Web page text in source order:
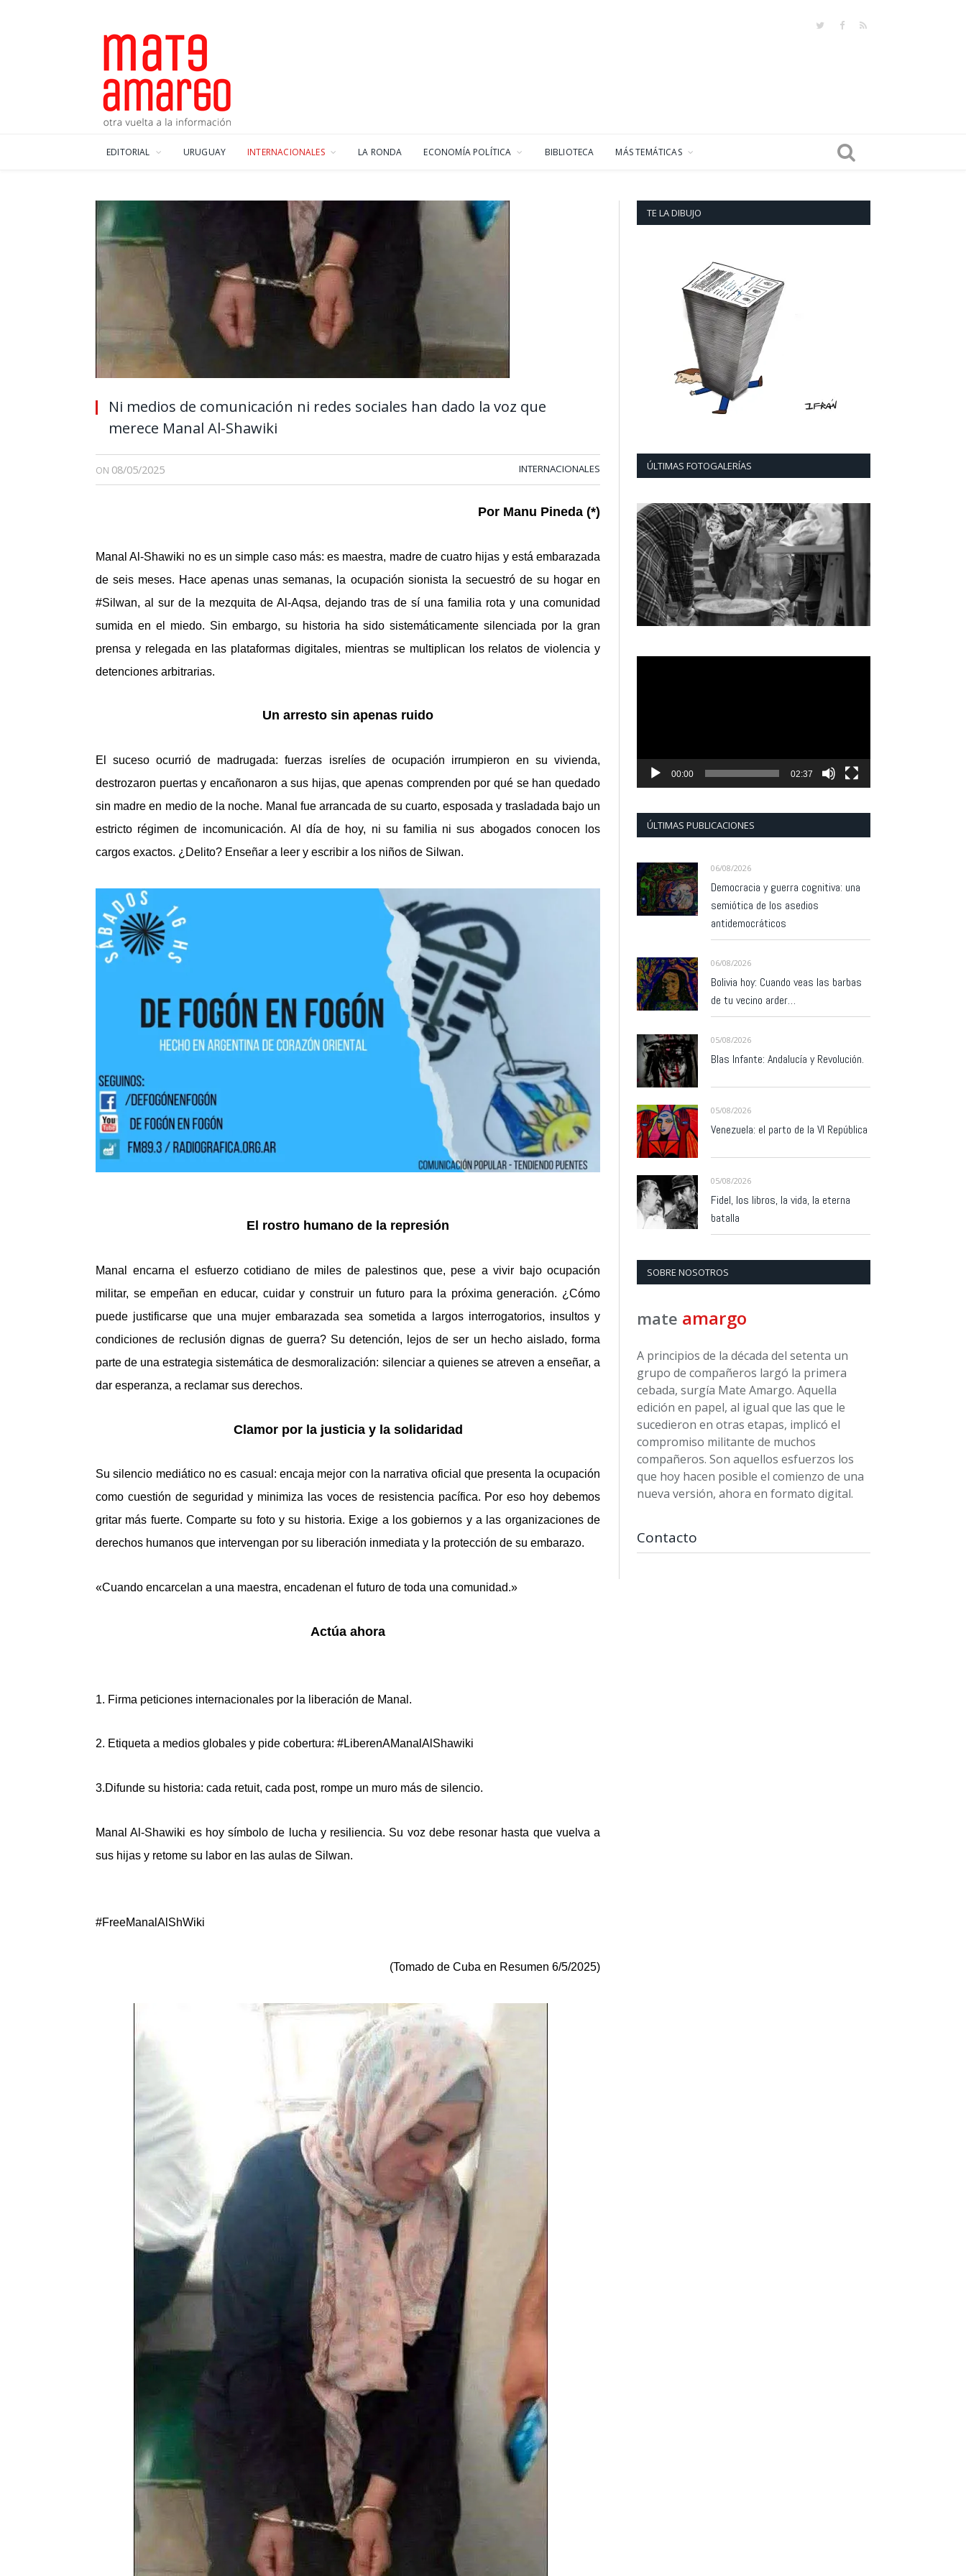
TwitterFacebook
RSS
EDITORIAL URUGUAY INTERNACIONALES LA RONDA ECONOMÍA POLÍTICA BIBLIOTECA MÁS TEMÁTICAS
Ni medios de comunicación ni redes sociales han dado la voz que
merece Manal Al-Shawiki
ON 08/05/2025 INTERNACIONALES
Por Manu Pineda (*)
Manal Al-Shawiki no es un simple caso más: es maestra, madre de cuatro hijas y está embarazada
de seis meses. Hace apenas unas semanas, la ocupación sionista la secuestró de su hogar en
#Silwan, al sur de la mezquita de Al-Aqsa, dejando tras de sí una familia rota y una comunidad
sumida en el miedo. Sin embargo, su historia ha sido sistemáticamente silenciada por la gran
prensa y relegada en las plataformas digitales, mientras se multiplican los relatos de violencia y
detenciones arbitrarias.
Un arresto sin apenas ruido
El suceso ocurrió de madrugada: fuerzas isrelíes de ocupación irrumpieron en su vivienda,
destrozaron puertas y encañonaron a sus hijas, que apenas comprenden por qué se han quedado
sin madre en medio de la noche. Manal fue arrancada de su cuarto, esposada y trasladada bajo un
estricto régimen de incomunicación. Al día de hoy, ni su familia ni sus abogados conocen los
cargos exactos. ¿Delito? Enseñar a leer y escribir a los niños de Silwan.
El rostro humano de la represión
Manal encarna el esfuerzo cotidiano de miles de palestinos que, pese a vivir bajo ocupación
militar, se empeñan en educar, cuidar y construir un futuro para la próxima generación. ¿Cómo
puede justificarse que una mujer embarazada sea sometida a largos interrogatorios, insultos y
condiciones de reclusión dignas de guerra? Su detención, lejos de ser un hecho aislado, forma
parte de una estrategia sistemática de desmoralización: silenciar a quienes se atreven a enseñar, a
dar esperanza, a reclamar sus derechos.
Clamor por la justicia y la solidaridad
Su silencio mediático no es casual: encaja mejor con la narrativa oficial que presenta la ocupación
como cuestión de seguridad y minimiza las voces de resistencia pacífica. Por eso hoy debemos
gritar más fuerte. Comparte su foto y su historia. Exige a los gobiernos y a las organizaciones de
derechos humanos que intervengan por su liberación inmediata y la protección de su embarazo.
«Cuando encarcelan a una maestra, encadenan el futuro de toda una comunidad.»
Actúa ahora
1. Firma peticiones internacionales por la liberación de Manal.
2. Etiqueta a medios globales y pide cobertura: #LiberenAManalAlShawiki
3.Difunde su historia: cada retuit, cada post, rompe un muro más de silencio.
Manal Al-Shawiki es hoy símbolo de lucha y resiliencia. Su voz debe resonar hasta que vuelva a
sus hijas y retome su labor en las aulas de Silwan.
#FreeManalAlShWiki
(Tomado de Cuba en Resumen 6/5/2025)
TE LA DIBUJO
ÚLTIMAS FOTOGALERÍAS
00:00 02:37
ÚLTIMAS PUBLICACIONES
06/08/2026
Democracia y guerra cognitiva: una
semiótica de los asedios
antidemocráticos
06/08/2026
Bolivia hoy: Cuando veas las barbas
de tu vecino arder…
05/08/2026
Blas Infante: Andalucía y Revolución.
05/08/2026
Venezuela: el parto de la VI República
05/08/2026
Fidel, los libros, la vida, la eterna
batalla
SOBRE NOSOTROS
mate amargo
A principios de la década del setenta un
grupo de compañeros largó la primera
cebada, surgía Mate Amargo. Aquella
edición en papel, al igual que las que le
sucedieron en otras etapas, implicó el
compromiso militante de muchos
compañeros. Son aquellos esfuerzos los
que hoy hacen posible el comienzo de una
nueva versión, ahora en formato digital.
Contacto